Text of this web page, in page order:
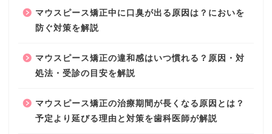
マウスピース矯正中に口臭が出る原因は？においを
防ぐ対策を解説
マウスピース矯正の違和感はいつ慣れる？原因・対
処法・受診の目安を解説
マウスピース矯正の治療期間が長くなる原因とは？
予定より延びる理由と対策を歯科医師が解説